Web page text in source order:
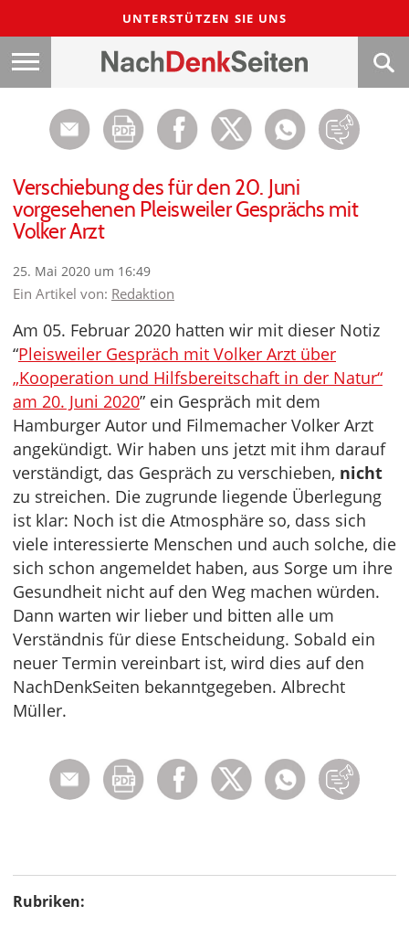
UNTERSTÜTZEN SIE UNS
Verschiebung des für den 20. Juni
vorgesehenen Pleisweiler Gesprächs mit
Volker Arzt
25. Mai 2020 um 16:49
Ein Artikel von: Redaktion
Am 05. Februar 2020 hatten wir mit dieser Notiz
“Pleisweiler Gespräch mit Volker Arzt über
„Kooperation und Hilfsbereitschaft in der Natur“
am 20. Juni 2020” ein Gespräch mit dem
Hamburger Autor und Filmemacher Volker Arzt
angekündigt. Wir haben uns jetzt mit ihm darauf
verständigt, das Gespräch zu verschieben, nicht
zu streichen. Die zugrunde liegende Überlegung
ist klar: Noch ist die Atmosphäre so, dass sich
viele interessierte Menschen und auch solche, die
sich schon angemeldet haben, aus Sorge um ihre
Gesundheit nicht auf den Weg machen würden.
Dann warten wir lieber und bitten alle um
Verständnis für diese Entscheidung. Sobald ein
neuer Termin vereinbart ist, wird dies auf den
NachDenkSeiten bekanntgegeben. Albrecht
Müller.
Rubriken: